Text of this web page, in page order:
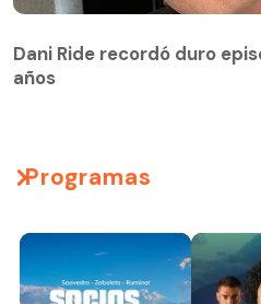
Dani Ride recordó duro
años
Programas